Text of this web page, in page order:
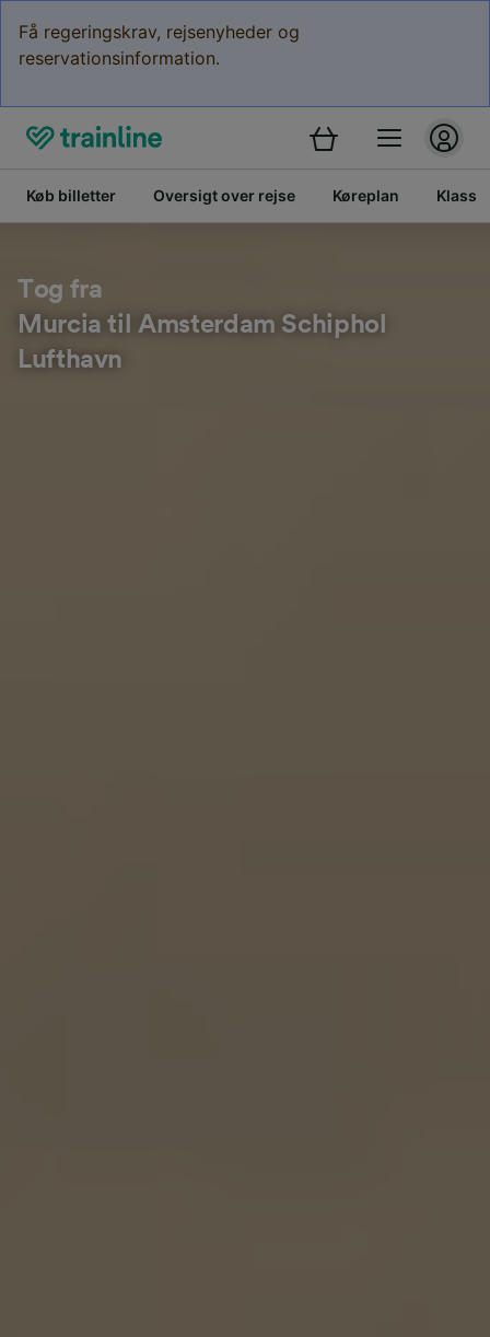
Få regeringskrav, rejsenyheder og
reservationsinformation.
Køb billetter Oversigt over rejse Køreplan
Tog fra
Murcia til Amsterdam Schiphol
Lufthavn